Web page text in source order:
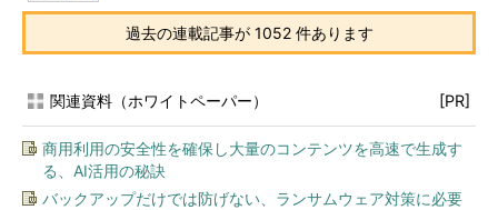
過去の連載記事が 1052 件あります
関連資料（ホワイトペーパー） [PR]
商用利用の安全性を確保し大量のコンテンツを高速で生成す
る、AI活用の秘訣
バックアップだけでは防げない、ランサムウェア対策に必要